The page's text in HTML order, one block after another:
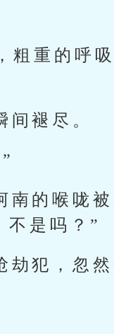
粗重的呼
褪尽。
南的喉咙被
不是吗？”
劫犯，忽然